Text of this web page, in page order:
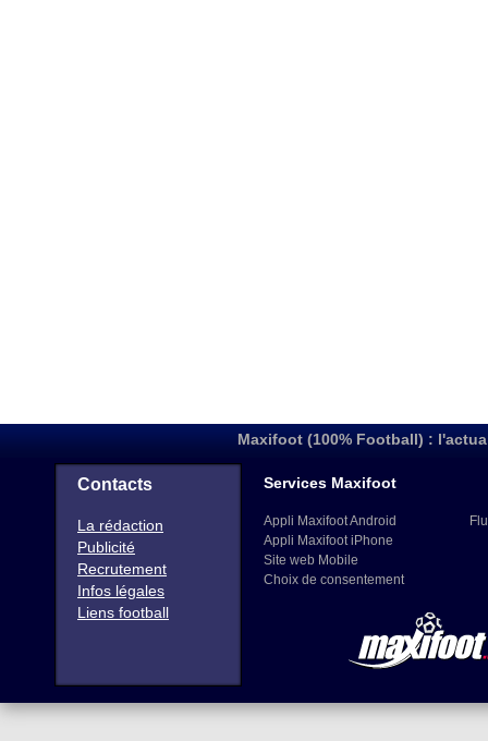
Maxifoot (100% Football) :
Contacts
La rédaction
Publicité
Recrutement
Infos légales
Liens football
Services Maxifoot
Appli Maxifoot Android
Appli Maxifoot iPhone
Site web Mobile
Choix de consentement